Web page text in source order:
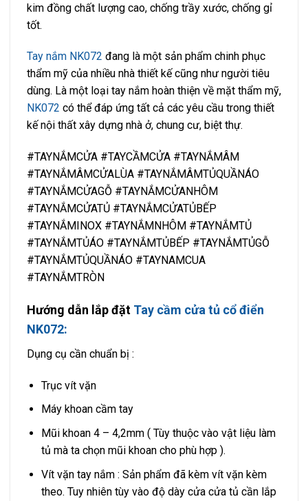
kim đồng chất lượng cao, chống trầy xước, chống gỉ
tốt.
Tay nắm NK072 đang là một sản phẩm chinh phục
thẩm mỹ của nhiều nhà thiết kế cũng như người tiêu
dùng. Là một loại tay nắm hoàn thiện về mặt thẩm mỹ,
NK072 có thể đáp ứng tất cả các yêu cầu trong thiết
kế nội thất xây dựng nhà ở, chung cư, biệt thự.
#TAYNẮMCỬA #TAYCẦMCỬA #TAYNẮMÂM
#TAYNẮMÂMCỬALÙA #TAYNẮMÂMTỦQUẦNÁO
#TAYNẮMCỬAGỖ #TAYNẮMCỬANHÔM
#TAYNẮMCỬATỦ #TAYNẮMCỬATỦBẾP
#TAYNẮMINOX #TAYNẮMNHÔM #TAYNẮMTỦ
#TAYNẮMTỦÁO #TAYNẮMTỦBẾP #TAYNẮMTỦGỖ
#TAYNẮMTỦQUẦNÁO #TAYNAMCUA
#TAYNẮMTRÒN
Hướng dẫn lắp đặt Tay cầm cửa tủ cổ điển
NK072:
Dụng cụ cần chuẩn bị :
Trục vít vặn
Máy khoan cầm tay
Mũi khoan 4 – 4,2mm ( Tùy thuộc vào vật liệu làm
tủ mà ta chọn mũi khoan cho phù hợp ).
Vít vặn tay nắm : Sản phẩm đã kèm vít vặn kèm
theo. Tuy nhiên tùy vào độ dày cửa cửa tủ cần lắp